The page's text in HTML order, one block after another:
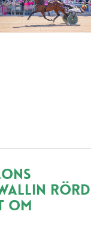
rörd
om